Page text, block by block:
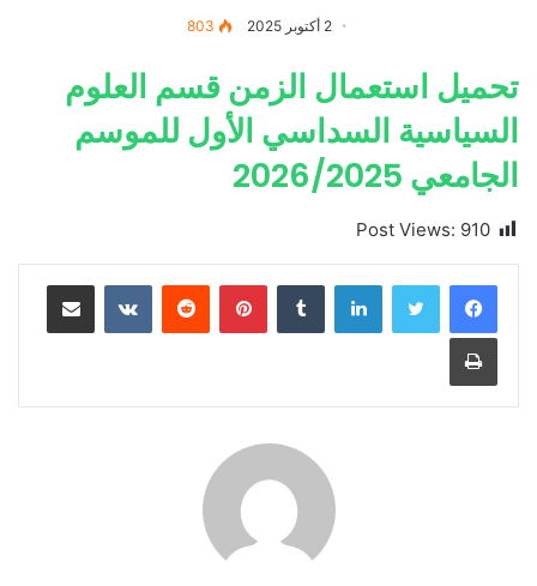
2 أكتوبر 2025 803
تحميل استعمال الزمن قسم العلوم
السياسية السداسي الأول للموسم
الجامعي 2026/2025
Post Views: 910
لينكدإن بينتيريست مشاركة عبر البريد
طباعة